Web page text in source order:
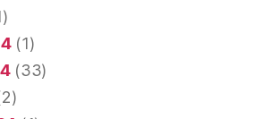
(1)
(33)